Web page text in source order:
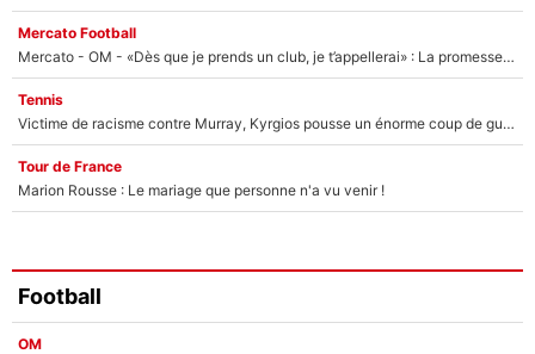
Mercato Football
Mercato - OM - «Dès que je prends un club, je t’appellerai» : La promesse de Marcelino au moment de claquer la porte
Tennis
Victime de racisme contre Murray, Kyrgios pousse un énorme coup de gueule !
Tour de France
Marion Rousse : Le mariage que personne n'a vu venir !
Football
OM